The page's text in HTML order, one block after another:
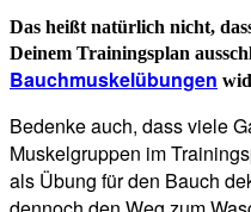
Das heißt natürlich nicht,
Deinem Trainingsplan
Bauchmuskelübungen
Bedenke auch, dass viele
Muskelgruppen im
als Übung für den Bauch